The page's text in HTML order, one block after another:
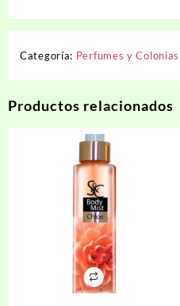
Categoría: Perfumes y Colonias
Productos relacionados